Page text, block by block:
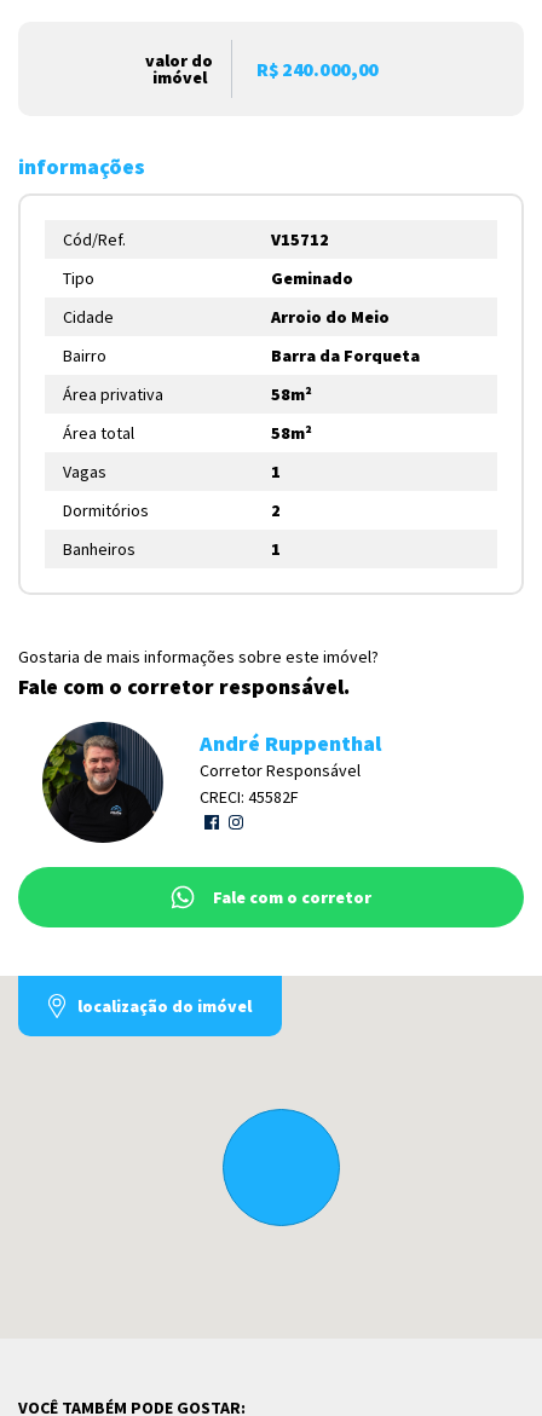
valor do
imóvel R$ 240.000,00
informações
Cód/Ref.
V15712
Tipo
Geminado
Cidade
Arroio do Meio
Bairro
Barra da Forqueta
Área privativa
58m²
Área total
58m²
Vagas
1
Dormitórios
2
Banheiros
1
Gostaria de mais informações sobre este imóvel?
Fale com o corretor responsável.
André Ruppenthal
Corretor Responsável
CRECI: 45582F
Fale com o corretor
localização do imóvel
VOCÊ TAMBÉM PODE GOSTAR: